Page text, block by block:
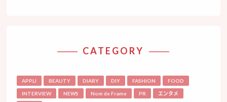
CATEGORY
APPLI BEAUTY DIARY DIY FASHION FOOD
INTERVIEW NEWS Nom de Frame PR エンタメ